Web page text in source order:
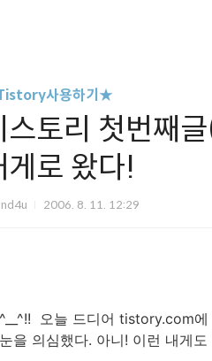
사용하기★
스토리 첫번째
게로 왔다!
2006. 8. 11. 12:29
오늘 드디어 tistory.com에
을 의심했다. 아니! 이런 내게